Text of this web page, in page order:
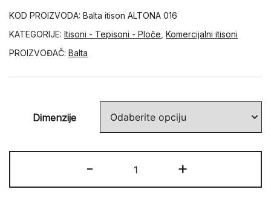
KOD PROIZVODA: Balta itison ALTONA 016
KATEGORIJE: Itisoni - Tepisoni - Ploče Komercijalni itisoni
PROIZVOĐAČ: Balta
Dimenzije
-
016
CflS1
+